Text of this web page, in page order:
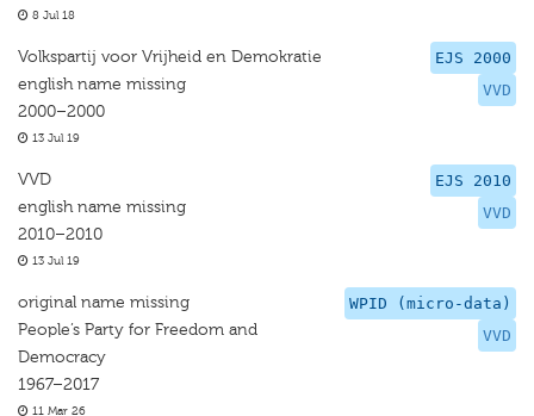
8 Jul 18
EJS 2000
VVD
Volkspartij voor Vrijheid en Demokratie
english name missing
2000–2000
13 Jul 19
EJS 2010
VVD
VVD
english name missing
2010–2010
13 Jul 19
WPID (micro-data)
VVD
original name missing
People’s Party for Freedom and
Democracy
1967–2017
11 Mar 26